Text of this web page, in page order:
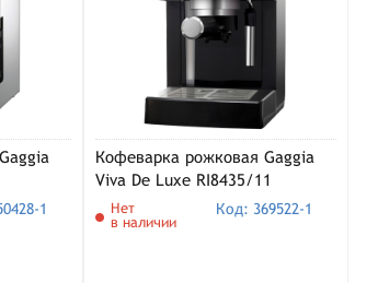
1
Кофеварка рожковая Gaggia
Viva De Luxe RI8435/11
Нет
в наличии
Код: 369522-1